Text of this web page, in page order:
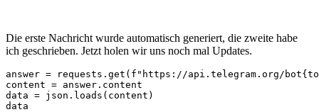
Die erste Nachricht wurde automatisch generiert, die zweite habe
ich geschrieben. Jetzt holen wir uns noch mal Updates.
answer = requests.get(f"https://api.telegram.org/
content = answer.content
data = json.loads(content)
data